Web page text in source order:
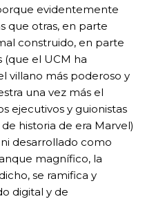
evidentemente
que otras, en parte
construido, en parte
(que el UCM ha
villano más poderoso y
una vez más el
ejecutivos y guionistas
historia de era Marvel)
desarrollado como
magnífico, la
se ramifica y
digital y de